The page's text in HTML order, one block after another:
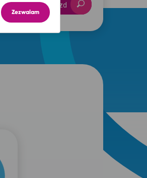
Znajdź przejazd
Zezwalam